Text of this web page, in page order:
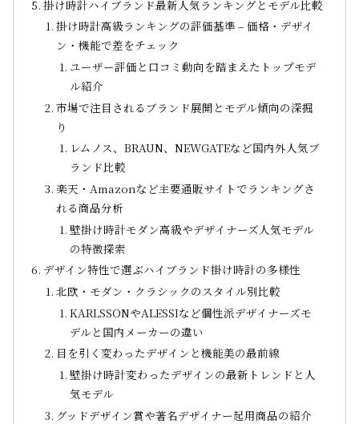
掛け時計ハイブランド最新人気ランキングとモデル比較
掛け時計高級ランキングの評価基準 – 価格・デザイ
ン・機能で差をチェック
ユーザー評価と口コミ動向を踏まえたトップモデ
ル紹介
市場で注目されるブランド展開とモデル傾向の深掘
り
レムノス、BRAUN、NEWGATEなど国内外人気ブ
ランド比較
楽天・Amazonなど主要通販サイトでランキングさ
れる商品分析
壁掛け時計モダン高級やデザイナーズ人気モデル
の特徴探索
デザイン特性で選ぶハイブランド掛け時計の多様性
北欧・モダン・クラシックのスタイル別比較
KARLSSONやALESSIなど個性派デザイナーズモ
デルと国内メーカーの違い
目を引く変わったデザインと機能美の最前線
壁掛け時計変わったデザインの最新トレンドと人
気モデル
グッドデザイン賞や著名デザイナー起用商品の紹介